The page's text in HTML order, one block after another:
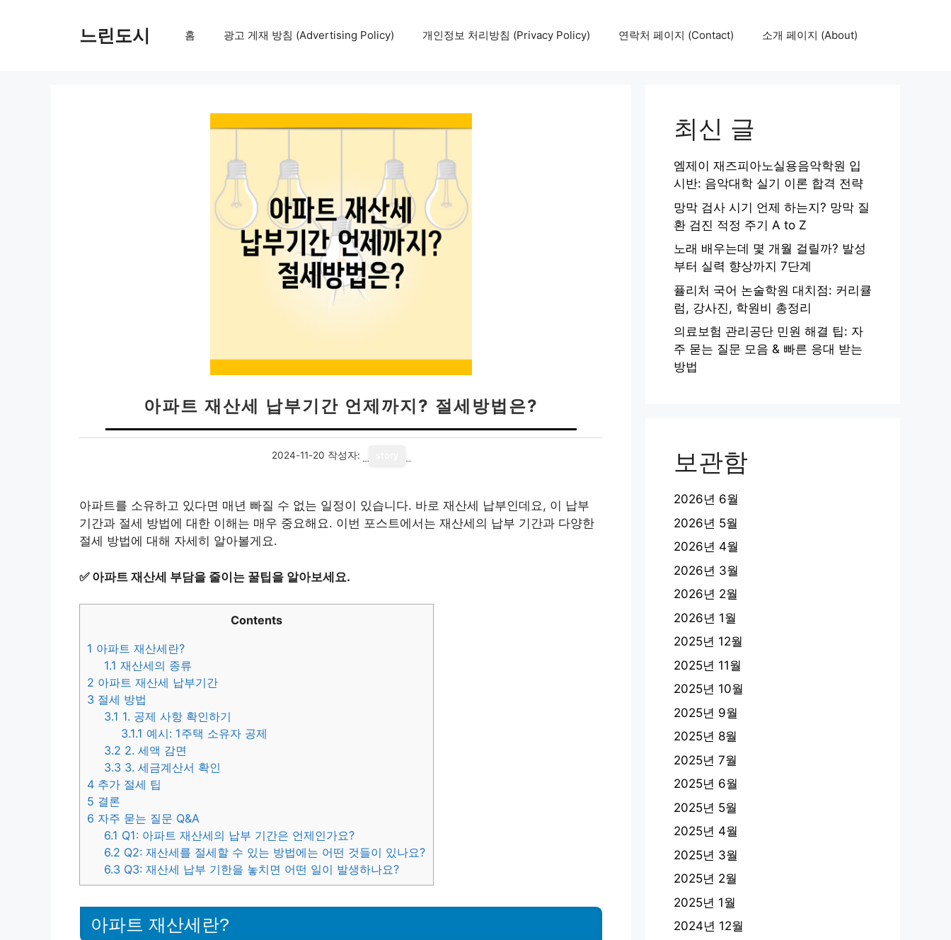
느린도시 홈 광고 게재 방침 (Advertising Policy) 개인정보 처리방침 (Privacy Policy) 연락처 페이지 (Contact) 소개 페이지 (About)
아파트 재산세 납부기간 언제까지? 절세방법은?
2024-11-20 작성자:
아파트를 소유하고 있다면 매년 빠질 수 없는 일정이 있습니다. 바로 재산세 납부인데요, 이 납부
기간과 절세 방법에 대한 이해는 매우 중요해요. 이번 포스트에서는 재산세의 납부 기간과 다양한
절세 방법에 대해 자세히 알아볼게요.
✅ 아파트 재산세 부담을 줄이는 꿀팁을 알아보세요.
Contents
1 아파트 재산세란?
1.1 재산세의 종류
2 아파트 재산세 납부기간
3 절세 방법
3.1 1. 공제 사항 확인하기
3.1.1 예시: 1주택 소유자 공제
3.2 2. 세액 감면
3.3 3. 세금계산서 확인
4 추가 절세 팁
5 결론
6 자주 묻는 질문 Q&A
6.1 Q1: 아파트 재산세의 납부 기간은 언제인가요?
6.2 Q2: 재산세를 절세할 수 있는 방법에는 어떤 것들이 있나요?
6.3 Q3: 재산세 납부 기한을 놓치면 어떤 일이 발생하나요?
아파트 재산세란?
최신 글
엠제이 재즈피아노실용음악학원 입
시반: 음악대학 실기 이론 합격 전략
망막 검사 시기 언제 하는지? 망막 질
환 검진 적정 주기 A to Z
노래 배우는데 몇 개월 걸릴까? 발성
부터 실력 향상까지 7단계
퓰리처 국어 논술학원 대치점: 커리큘
럼, 강사진, 학원비 총정리
의료보험 관리공단 민원 해결 팁: 자
주 묻는 질문 모음 & 빠른 응대 받는
방법
보관함
2026년 6월
2026년 5월
2026년 4월
2026년 3월
2026년 2월
2026년 1월
2025년 12월
2025년 11월
2025년 10월
2025년 9월
2025년 8월
2025년 7월
2025년 6월
2025년 5월
2025년 4월
2025년 3월
2025년 2월
2025년 1월
2024년 12월